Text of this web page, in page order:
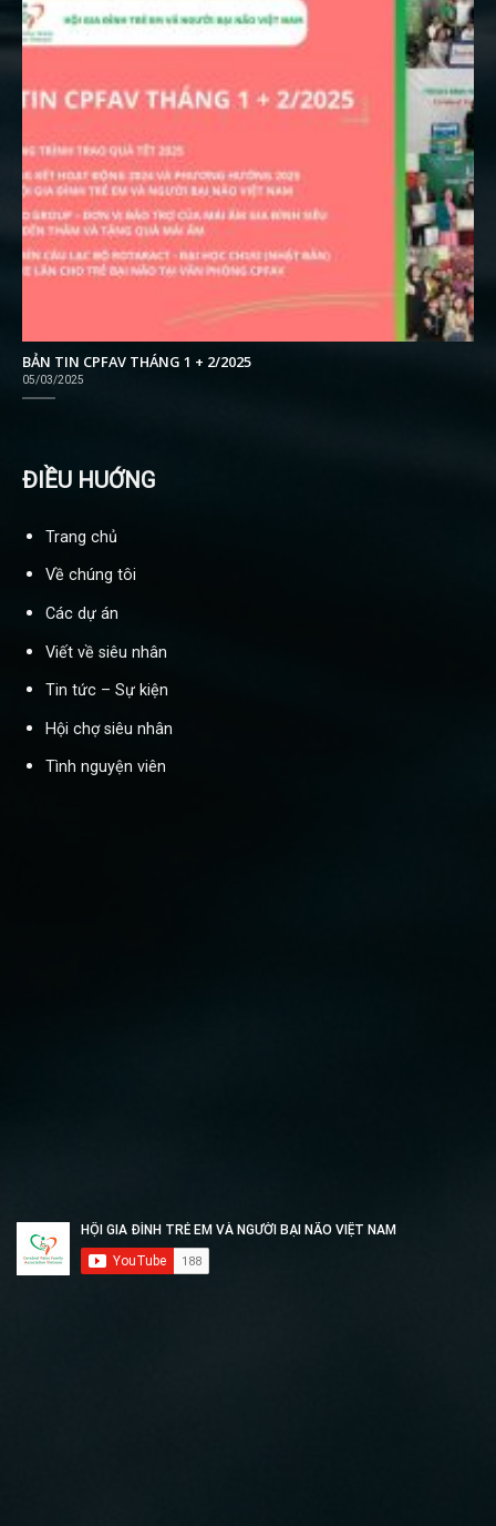
BẢN TIN CPFAV THÁNG 1 + 2/2025
05/03/2025
ĐIỀU HUỚNG
Trang chủ
Về chúng tôi
Các dự án
Viết về siêu nhân
Tin tức – Sự kiện
Hội chợ siêu nhân
Tình nguyện viên